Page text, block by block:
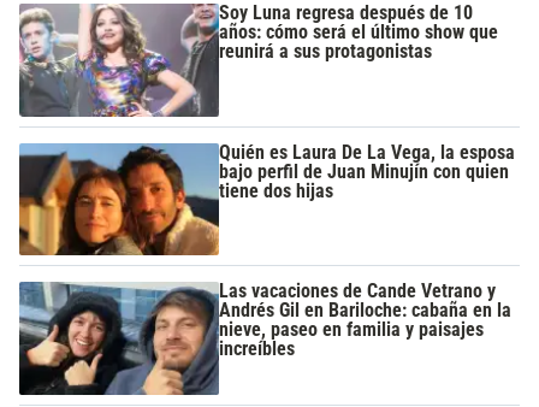
Soy Luna regresa después de 10
años: cómo será el último show que
reunirá a sus protagonistas
Quién es Laura De La Vega, la esposa
bajo perfil de Juan Minujín con quien
tiene dos hijas
Las vacaciones de Cande Vetrano y
Andrés Gil en Bariloche: cabaña en la
nieve, paseo en familia y paisajes
increíbles